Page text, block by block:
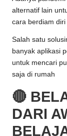
alternatif lain
cara berdiam
Salah satu
banyak aplikasi
untuk mencari
saja di rumah
🔴
DARI